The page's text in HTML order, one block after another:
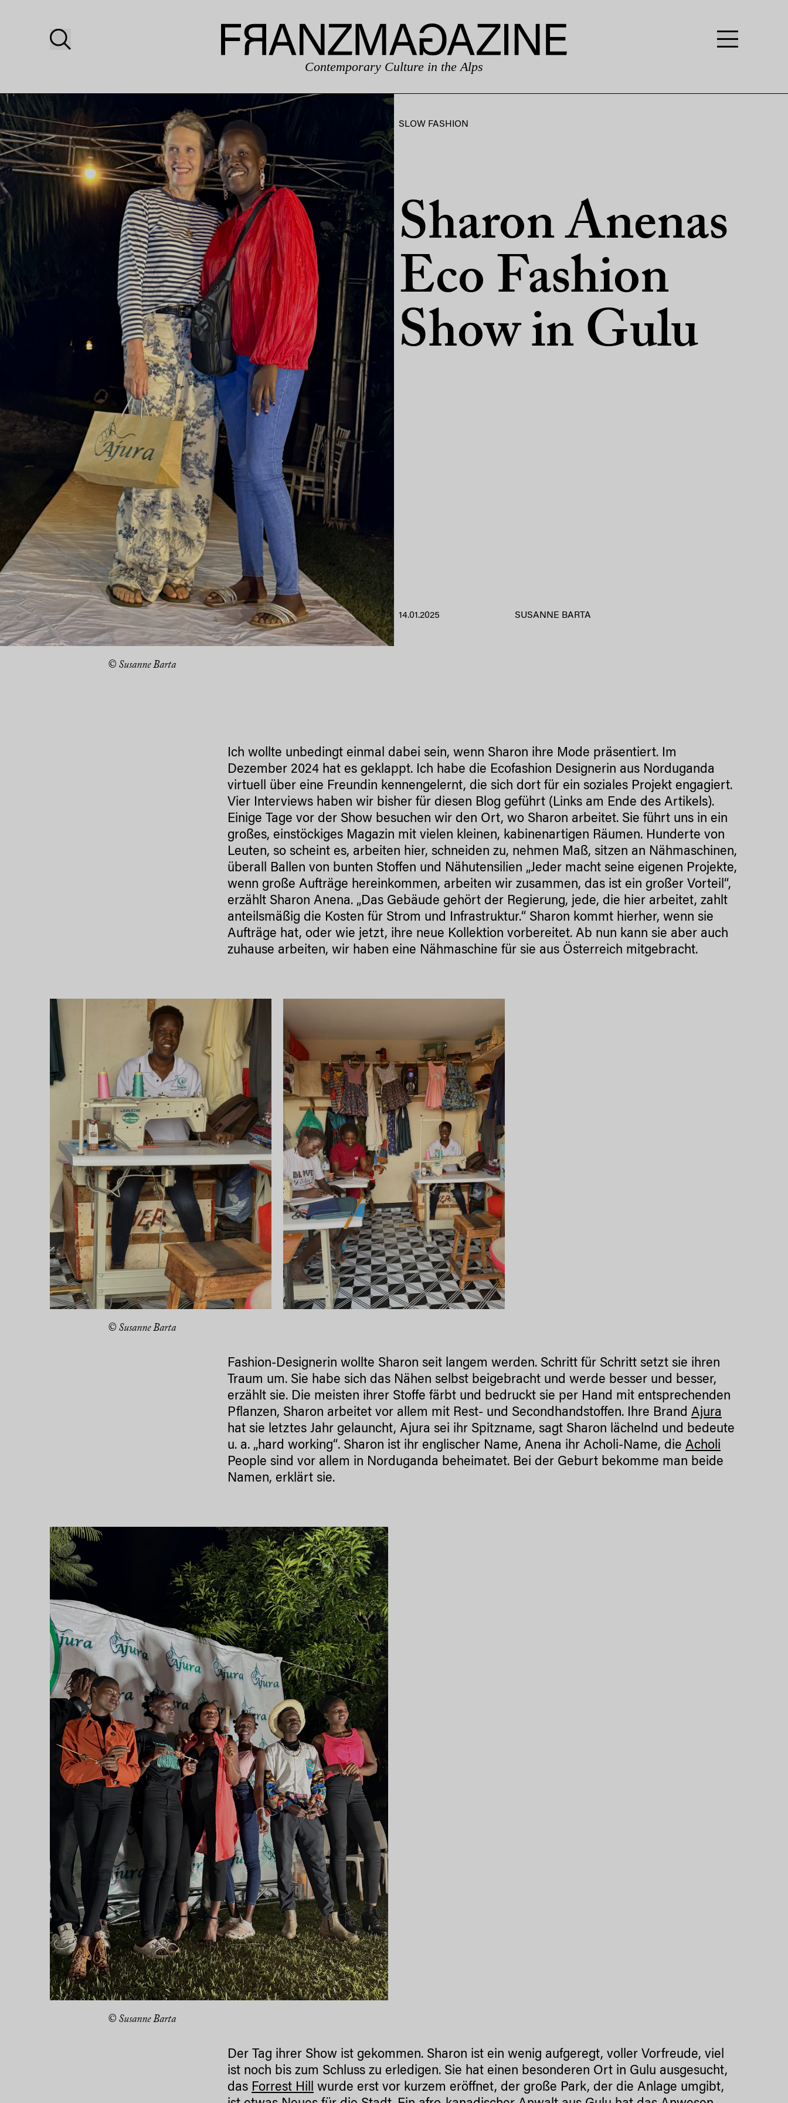
Contemporary Culture in the Alps
SLOW FASHION
Sharon Anenas
Eco Fashion
Show in Gulu
14.01.2025 SUSANNE BARTA
© Susanne Barta
Ich wollte unbedingt einmal dabei sein, wenn Sharon ihre Mode präsentiert. Im
Dezember 2024 hat es geklappt. Ich habe die Ecofashion Designerin aus Norduganda
virtuell über eine Freundin kennengelernt, die sich dort für ein soziales Projekt engagiert.
Vier Interviews haben wir bisher für diesen Blog geführt (Links am Ende des Artikels).
Einige Tage vor der Show besuchen wir den Ort, wo Sharon arbeitet. Sie führt uns in ein
großes, einstöckiges Magazin mit vielen kleinen, kabinenartigen Räumen. Hunderte von
Leuten, so scheint es, arbeiten hier, schneiden zu, nehmen Maß, sitzen an Nähmaschinen,
überall Ballen von bunten Stoffen und Nähutensilien „Jeder macht seine eigenen Projekte,
wenn große Aufträge hereinkommen, arbeiten wir zusammen, das ist ein großer Vorteil“,
erzählt Sharon Anena. „Das Gebäude gehört der Regierung, jede, die hier arbeitet, zahlt
anteilsmäßig die Kosten für Strom und Infrastruktur.“ Sharon kommt hierher, wenn sie
Aufträge hat, oder wie jetzt, ihre neue Kollektion vorbereitet. Ab nun kann sie aber auch
zuhause arbeiten, wir haben eine Nähmaschine für sie aus Österreich mitgebracht.
© Susanne Barta
Fashion-Designerin wollte Sharon seit langem werden. Schritt für Schritt setzt sie ihren
Traum um. Sie habe sich das Nähen selbst beigebracht und werde besser und besser,
erzählt sie. Die meisten ihrer Stoffe färbt und bedruckt sie per Hand mit entsprechenden
Pflanzen, Sharon arbeitet vor allem mit Rest- und Secondhandstoffen. Ihre Brand Ajura
hat sie letztes Jahr gelauncht, Ajura sei ihr Spitzname, sagt Sharon lächelnd und bedeute
u. a. „hard working“. Sharon ist ihr englischer Name, Anena ihr Acholi-Name, die Acholi
People sind vor allem in Norduganda beheimatet. Bei der Geburt bekomme man beide
Namen, erklärt sie.
© Susanne Barta
Der Tag ihrer Show ist gekommen. Sharon ist ein wenig aufgeregt, voller Vorfreude, viel
ist noch bis zum Schluss zu erledigen. Sie hat einen besonderen Ort in Gulu ausgesucht,
das Forrest Hill wurde erst vor kurzem eröffnet, der große Park, der die Anlage umgibt,